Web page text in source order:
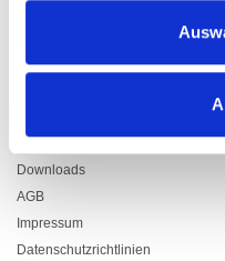
Zürcherstrasse 37
LINKS
Downloads
AGB
Impressum
Datenschutzrichtlinien